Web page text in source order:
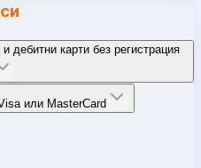
дебитни карти без регистрация
или MasterCard